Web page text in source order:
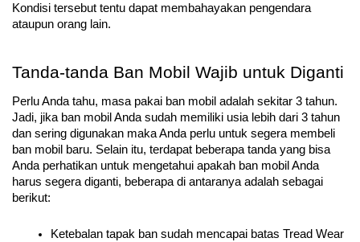
Kondisi tersebut tentu dapat membahayakan pengendara
ataupun orang lain.
Tanda-tanda Ban Mobil Wajib untuk Diganti
Perlu Anda tahu, masa pakai ban mobil adalah sekitar 3 tahun.
Jadi, jika ban mobil Anda sudah memiliki usia lebih dari 3 tahun
dan sering digunakan maka Anda perlu untuk segera membeli
ban mobil baru. Selain itu, terdapat beberapa tanda yang bisa
Anda perhatikan untuk mengetahui apakah ban mobil Anda
harus segera diganti, beberapa di antaranya adalah sebagai
berikut:
Ketebalan tapak ban sudah mencapai batas Tread Wear